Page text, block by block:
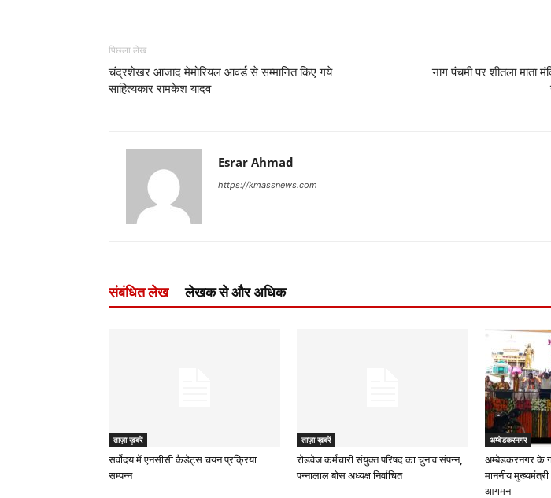
पिछला लेख
चंद्रशेखर आजाद मेमोरियल आवर्ड से सम्मानित किए गये
साहित्यकार रामकेश यादव
नाग पंचमी पर शीतला माता
Esrar Ahmad
https://kmassnews.com
संबंधित लेख लेखक से और अधिक
ताज़ा ख़बरें
सर्वोदय में एनसीसी कैडेट्स चयन प्रक्रिया
सम्पन्न
ताज़ा ख़बरें
रोडवेज कर्मचारी संयुक्त परिषद का चुनाव संपन्न,
पन्नालाल बोस अध्यक्ष निर्वाचित
अम्बेडकरनगर
अम्बेडकरनगर के
माननीय
आगमन